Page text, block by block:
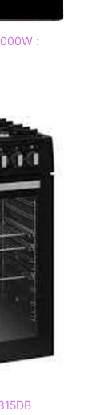
: